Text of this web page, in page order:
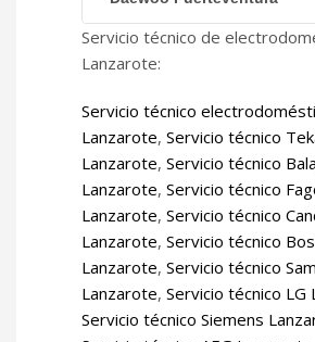
Servicio técnico de
Lanzarote:
Servicio técnico
Lanzarote, Servicio técnico
Lanzarote, Servicio técnico
Lanzarote, Servicio técnico
Lanzarote, Servicio técnico
Lanzarote, Servicio técnico
Lanzarote, Servicio técnico
Lanzarote, Servicio técnico LG
Servicio técnico Siemens